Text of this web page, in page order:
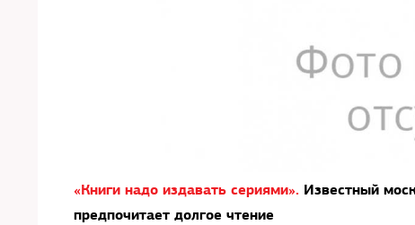
«Книги надо издавать сериями». Известный
предпочитает долгое чтение